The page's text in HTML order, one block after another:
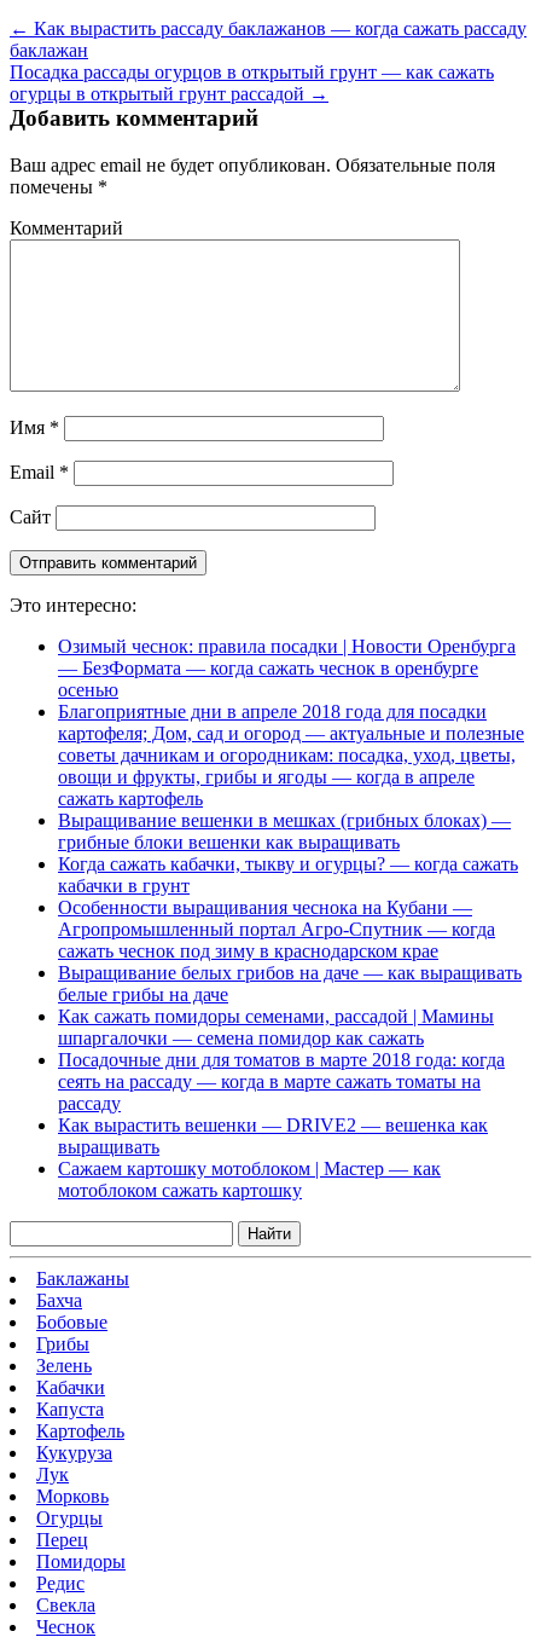
← Как вырастить рассаду баклажанов — когда сажать рассаду
баклажан
Посадка рассады огурцов в открытый грунт — как сажать
огурцы в открытый грунт рассадой →
Добавить комментарий
Ваш адрес email не будет опубликован. Обязательные поля
помечены *
Комментарий
Имя *
Email *
Сайт
Это интересно:
Озимый чеснок: правила посадки | Новости Оренбурга
— БезФормата — когда сажать чеснок в оренбурге
осенью
Благоприятные дни в апреле 2018 года для посадки
картофеля; Дом, сад и огород — актуальные и полезные
советы дачникам и огородникам: посадка, уход, цветы,
овощи и фрукты, грибы и ягоды — когда в апреле
сажать картофель
Выращивание вешенки в мешках (грибных блоках) —
грибные блоки вешенки как выращивать
Когда сажать кабачки, тыкву и огурцы? — когда сажать
кабачки в грунт
Особенности выращивания чеснока на Кубани —
Агропромышленный портал Агро-Спутник — когда
сажать чеснок под зиму в краснодарском крае
Выращивание белых грибов на даче — как выращивать
белые грибы на даче
Как сажать помидоры семенами, рассадой | Мамины
шпаргалочки — семена помидор как сажать
Посадочные дни для томатов в марте 2018 года: когда
сеять на рассаду — когда в марте сажать томаты на
рассаду
Как вырастить вешенки — DRIVE2 — вешенка как
выращивать
Сажаем картошку мотоблоком | Мастер — как
мотоблоком сажать картошку
Найти
Баклажаны
Бахча
Бобовые
Грибы
Зелень
Кабачки
Капуста
Картофель
Кукуруза
Лук
Морковь
Огурцы
Перец
Помидоры
Редис
Свекла
Чеснок